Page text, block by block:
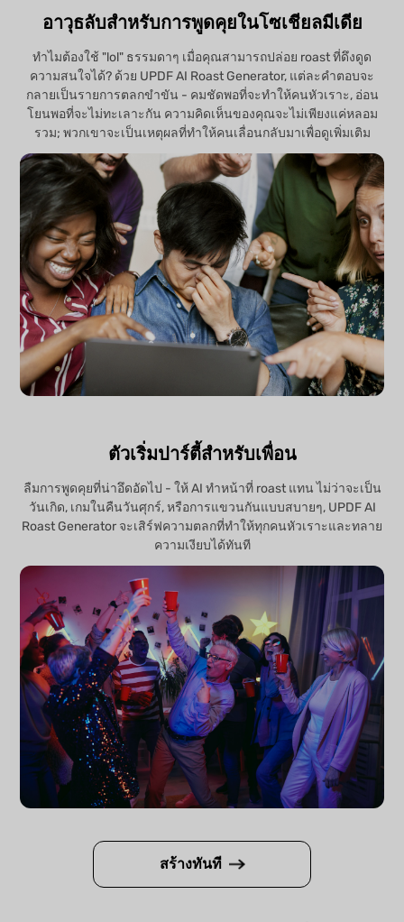
อาวุธลับสำหรับการพูดคุยในโซเชียลมีเดีย
ทำไมต้องใช้ "lol" ธรรมดาๆ เมื่อคุณสามารถปล่อย roast ที่ดึงดูด
ความสนใจได้? ด้วย UPDF AI Roast Generator, แต่ละคำตอบจะ
กลายเป็นรายการตลกขำขัน - คมชัดพอที่จะทำให้คนหัวเราะ, อ่อน
โยนพอที่จะไม่ทะเลาะกัน ความคิดเห็นของคุณจะไม่เพียงแค่หลอม
รวม; พวกเขาจะเป็นเหตุผลที่ทำให้คนเลื่อนกลับมาเพื่อดูเพิ่มเติม
ตัวเริ่มปาร์ตี้สำหรับเพื่อน
ลืมการพูดคุยที่น่าอึดอัดไป - ให้ AI ทําหน้าที่ roast แทน ไม่ว่าจะเป็น
วันเกิด, เกมในคืนวันศุกร์, หรือการแขวนกันแบบสบายๆ, UPDF AI
Roast Generator จะเสิร์ฟความตลกที่ทำให้ทุกคนหัวเราะและทลาย
ความเงียบได้ทันที
สร้างทันที